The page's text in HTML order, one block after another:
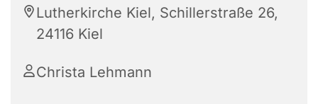
Lutherkirche Kiel, Schillerstraße 26,
24116 Kiel
Christa Lehmann